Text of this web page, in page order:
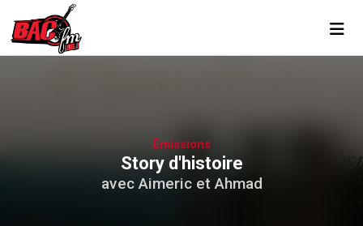
Émissions
Story d'histoire
avec Aimeric et Ahmad